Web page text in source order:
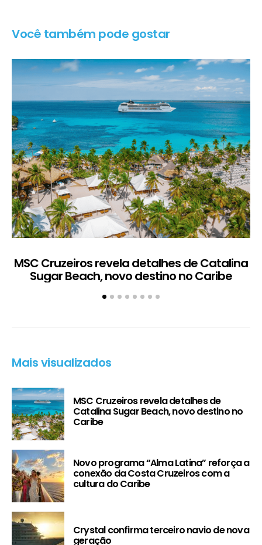
Você também pode gostar
MSC Cruzeiros revela detalhes de Catalina
Sugar Beach, novo destino no Caribe
Mais visualizados
MSC Cruzeiros revela detalhes de
Catalina Sugar Beach, novo destino no
Caribe
Novo programa “Alma Latina” reforça a
conexão da Costa Cruzeiros com a
cultura do Caribe
Crystal confirma terceiro navio de nova
geração